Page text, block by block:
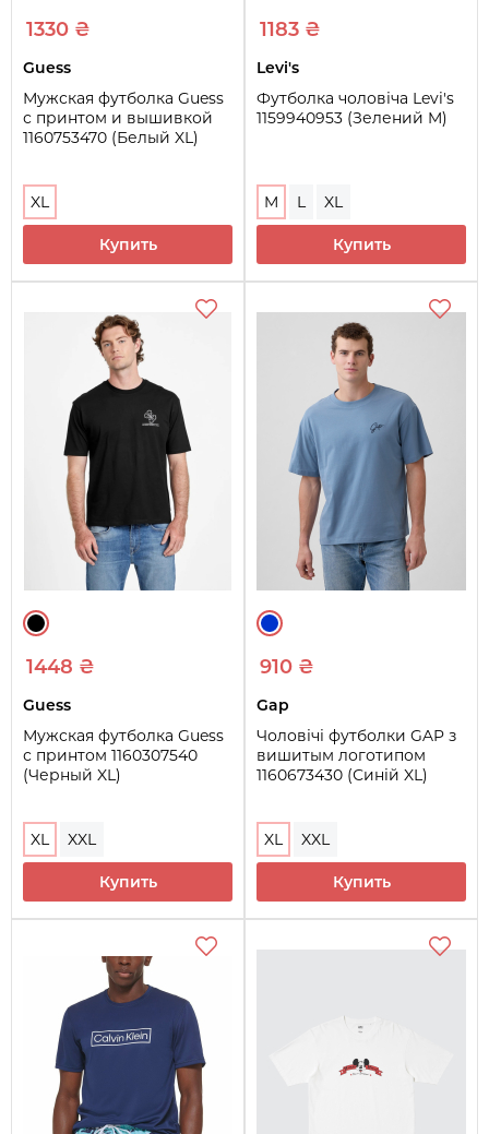
1330 ₴
Guess
Мужская футболка Guess
с принтом и вышивкой
1160753470 (Белый XL)
XL
Купить
1183 ₴
Levi's
Футболка чоловіча Levi's
1159940953 (Зелений M)
M L XL
Купить
1448 ₴
Guess
Мужская футболка Guess
с принтом 1160307540
(Черный XL)
XL XXL
Купить
910 ₴
Gap
Чоловічі футболки GAP з
вишитым логотипом
1160673430 (Синій XL)
XL XXL
Купить